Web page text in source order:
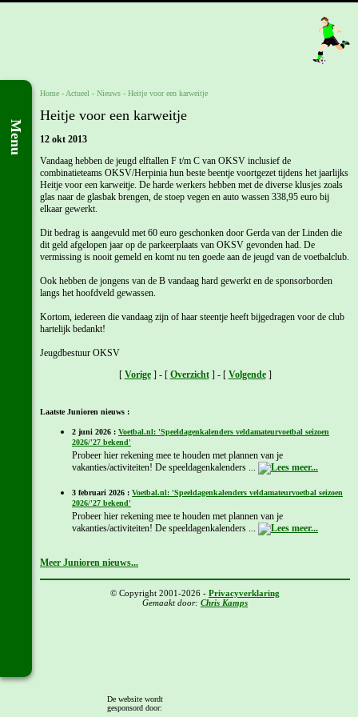
Menu
Home - Actueel - Nieuws - Heitje voor een karweitje
Heitje voor een karweitje
12 okt 2013
Vandaag hebben de jeugd elftallen F t/m C van OKSV inclusief de
combinatieteams OKSV/Herpinia hun beste beentje voortgezet tijdens het jaarlijks
Heitje voor een karweitje. De harde werkers hebben met de diverse klusjes zoals
glas naar de glasbak brengen, de stoep vegen en auto wassen 338,95 euro bij
elkaar gewerkt.
Dit bedrag is aangevuld met 60 euro geschonken door Gerda van der Linden die
dit geld afgelopen jaar op de parkeerplaats van OKSV gevonden had. De
vermissing is nooit gemeld en komt nu ten goede aan de jeugd van de voetbalclub.
Ook hebben de jongens van de B vandaag hard gewerkt en de sponsorborden
langs het hoofdveld gewassen.
Kortom, iedereen die vandaag zijn of haar steentje heeft bijgedragen voor de club
hartelijk bedankt!
Jeugdbestuur OKSV
[ Vorige] - [ Overzicht] - [ Volgende]
Laatste Junioren nieuws :
2 juni 2026 : Voetbal.nl: 'Speeldagenkalenders veldamateurvoetbal seizoen
2026/'27 bekend'
Probeer hier rekening mee te houden met plannen van je
vakanties/activiteiten! De speeldagenkalenders ...
3 februari 2026 : Voetbal.nl: 'Speeldagenkalenders veldamateurvoetbal seizoen
2026/'27 bekend'
Probeer hier rekening mee te houden met plannen van je
vakanties/activiteiten! De speeldagenkalenders ...
Meer Junioren nieuws...
© Copyright 2001-2026 - Privacyverklaring
Gemaakt door: Chris Kamps
De website wordt
gesponsord door: